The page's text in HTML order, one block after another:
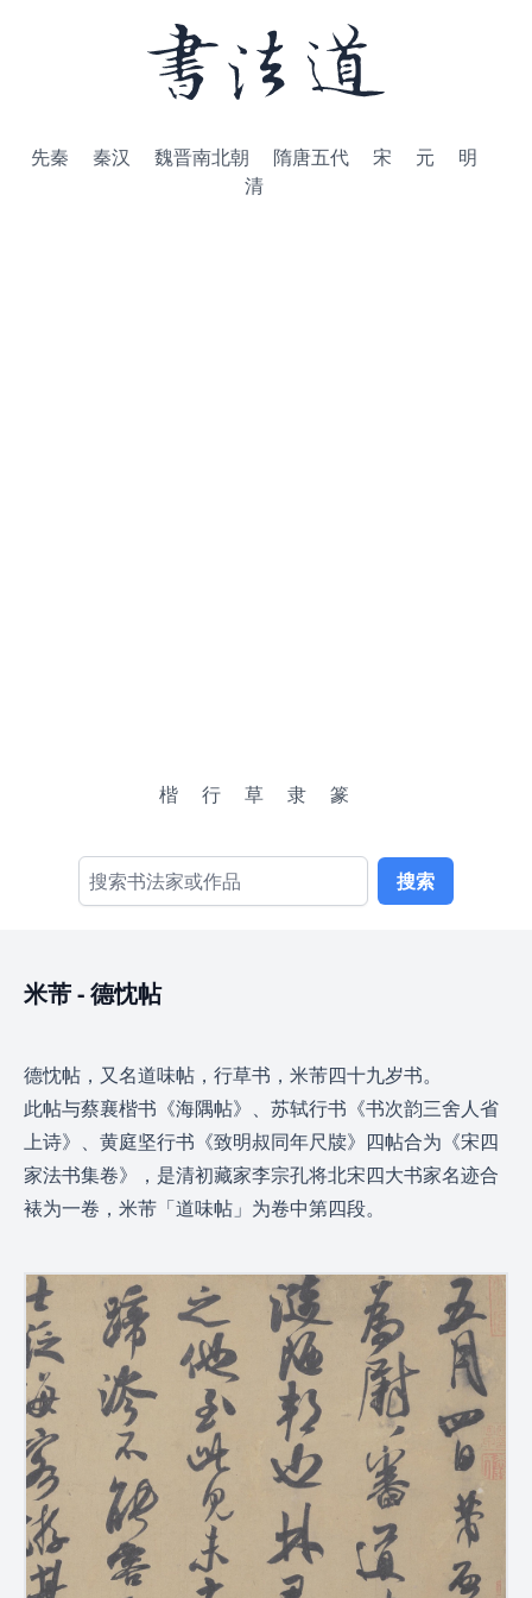
先秦 秦汉 魏晋南北朝 隋唐五代 宋 元
明
清
楷 行 草 隶 篆
搜索
米芾-德忱帖
德忱帖，又名道味帖，行草书，米芾四十九岁书。
此帖与蔡襄楷书《海隅帖》、苏轼行书《书次韵三舍人省
上诗》、黄庭坚行书《致明叔同年尺牍》四帖合为《宋四
家法书集卷》，是清初藏家李宗孔将北宋四大书家名迹合
裱为一卷，米芾「道味帖」为卷中第四段。